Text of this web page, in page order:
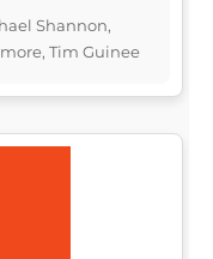
Shannon,
Tim Guinee